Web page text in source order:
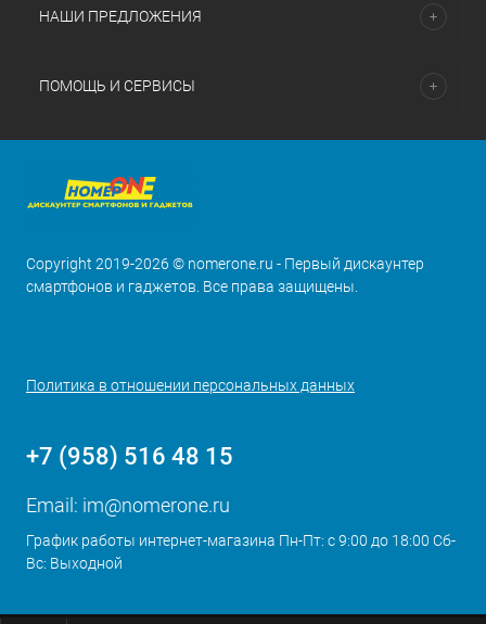
НАШИ ПРЕДЛОЖЕНИЯ
ПОМОЩЬ И СЕРВИСЫ
Copyright 2019-2026 © nomerone.ru - Первый дискаунтер
смартфонов и гаджетов. Все права защищены.
Политика в отношении персональных данных
+7 (958) 516 48 15
Email: im@nomerone.ru
График работы интернет-магазина Пн-Пт: с 9:00 до 18:00 Сб-
Вс: Выходной